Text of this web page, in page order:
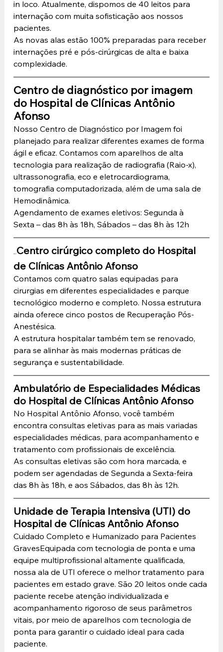
in loco. Atualmente, dispomos de 40 leitos para
internação com muita sofisticação aos nossos
pacientes.
As novas alas estão 100% preparadas para receber
internações pré e pós-cirúrgicas de alta e baixa
complexidade.
Centro de diagnóstico por imagem
do Hospital de Clínicas Antônio
Afonso
Nosso Centro de Diagnóstico por Imagem foi
planejado para realizar diferentes exames de forma
ágil e eficaz. Contamos com aparelhos de alta
tecnologia para realização de radiografia (Raio-x),
ultrassonografia, eco e eletrocardiograma,
tomografia computadorizada, além de uma sala de
Hemodinâmica.
Agendamento de exames eletivos: Segunda à
Sexta – das 8h às 18h, Sábados – das 8h às 12h
Centro Centro cirúrgico completo do Hospital
de Clínicas Antônio Afonso
Contamos com quatro salas equipadas para
cirurgias em diferentes especialidades e parque
tecnológico moderno e completo. Nossa estrutura
ainda oferece cinco postos de Recuperação Pós-
Anestésica.
A estrutura hospitalar também tem se renovado,
para se alinhar às mais modernas práticas de
segurança e sustentabilidade.
Ambulatório de Especialidades Médicas
do Hospital de Clínicas Antônio Afonso
No Hospital Antônio Afonso, você também
encontra consultas eletivas para as mais variadas
especialidades médicas, para acompanhamento e
tratamento com profissionais de excelência.
As consultas eletivas são com hora marcada, e
podem ser agendadas de Segunda a Sexta-feira
das 8h às 18h, e aos Sábados, das 8h às 12h.
Unidade de Terapia Intensiva (UTI) do
Hospital de Clínicas Antônio Afonso
Cuidado Completo e Humanizado para Pacientes
GravesEquipada com tecnologia de ponta e uma
equipe multiprofissional altamente qualificada,
nossa ala de UTI oferece o melhor tratamento para
pacientes em estado grave. São 20 leitos onde cada
paciente recebe atenção individualizada e
acompanhamento rigoroso de seus parâmetros
vitais, por meio de aparelhos com tecnologia de
ponta para garantir o cuidado ideal para cada
paciente.